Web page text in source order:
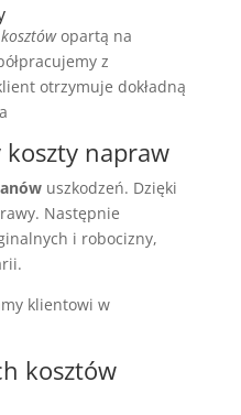
opartą na
z
otrzymuje dokładną
koszty napraw
uszkodzeń. Dzięki
Następnie
i robocizny,
klientowi w
kosztów